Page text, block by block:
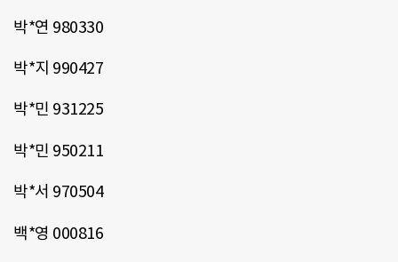
박*연 980330
박*지 990427
박*민 931225
박*민 950211
박*서 970504
백*영 000816